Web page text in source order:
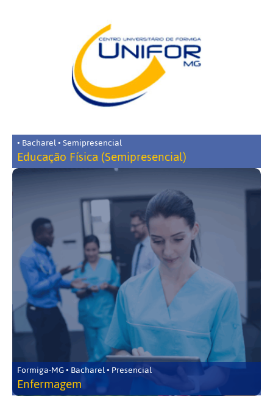
• Bacharel • Semipresencial
Educação Física (Semipresencial)
Formiga-MG • Bacharel • Presencial
Enfermagem